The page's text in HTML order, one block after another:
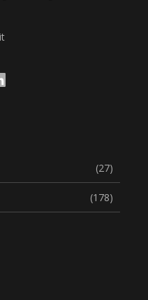
(27)
(178)